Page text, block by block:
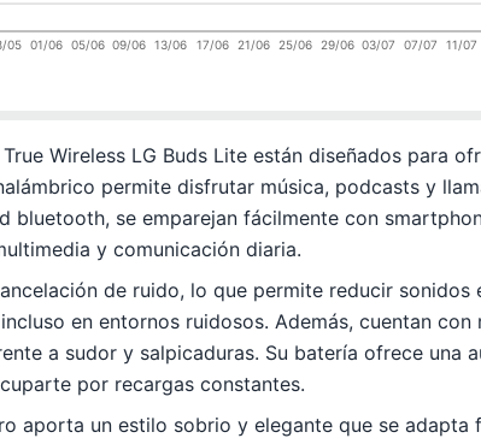
05 01/06 05/06 09/06 13/06 17/06 21/06 25/06 29/06 03/07 07/07 11/07
Wireless LG Buds Lite están diseñados para
permite disfrutar música, podcasts y
bluetooth, se emparejan fácilmente con
y comunicación diaria.
de ruido, lo que permite reducir
en entornos ruidosos. Además, cuentan
a sudor y salpicaduras. Su batería ofrece
por recargas constantes.
aporta un estilo sobrio y elegante que se